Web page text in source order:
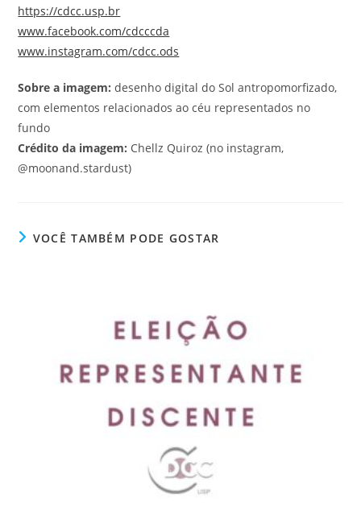
https://cdcc.usp.br
www.facebook.com/cdcccda
www.instagram.com/cdcc.ods
Sobre a imagem: desenho digital do Sol antropomorfizado,
com elementos relacionados ao céu representados no
fundo
Crédito da imagem: Chellz Quiroz (no instagram,
@moonand.stardust)
VOCÊ TAMBÉM PODE GOSTAR